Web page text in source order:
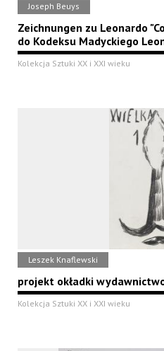
Joseph Beuys
Zeichnungen zu Leonardo
do Kodeksu Madyckiego
Kolekcja Sztuki XX i XXI wieku
Leszek Knaflewski
projekt okładki
Kolekcja Sztuki XX i XXI wieku